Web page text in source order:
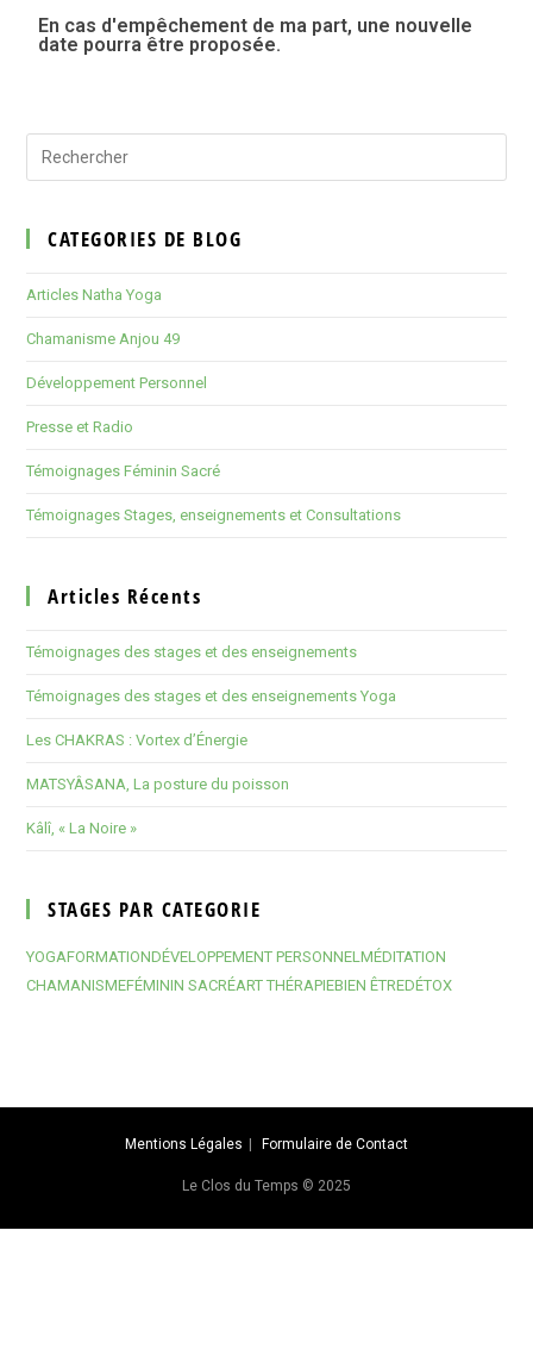
En cas d'empêchement de ma part, une nouvelle
date pourra être proposée.
CATEGORIES DE BLOG
Articles Natha Yoga
Chamanisme Anjou 49
Développement Personnel
Presse et Radio
Témoignages Féminin Sacré
Témoignages Stages, enseignements et Consultations
Articles Récents
Témoignages des stages et des enseignements
Témoignages des stages et des enseignements Yoga
Les CHAKRAS : Vortex d’Énergie
MATSYÂSANA, La posture du poisson
Kâlî, « La Noire »
STAGES PAR CATEGORIE
YOGAFORMATIONDÉVELOPPEMENT PERSONNELMÉDITATION
CHAMANISMEFÉMININ SACRÉART THÉRAPIEBIEN ÊTREDÉTOX
Mentions Légales Formulaire de Contact
Le Clos du Temps © 2025